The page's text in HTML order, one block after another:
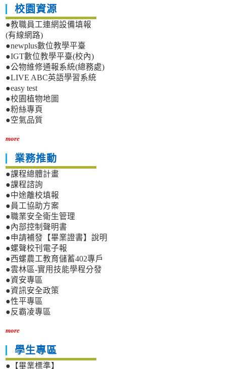
校園資源
●教職員工連網設備填報
(有線網路)
●newplus數位教學平臺
●IGT數位教學平臺(校內)
●公物維修通報系統(總務處)
●LIVE ABC英語學習系統
●easy test
●校園植物地圖
●粉絲專頁
●空氣品質
more
業務推動
●課程總體計畫
●課程諮詢
●中途離校填報
●員工協助方案
●職業安全衛生管理
●內部控制聲明書
●申請補發【畢業證書】說明
●螺聲校刊電子報
●西螺農工教育儲蓄402專戶
●雲林區-實用技能學程分發
●資安專區
●資訊安全政策
●性平專區
●反霸凌專區
more
學生專區
●【畢業標準】